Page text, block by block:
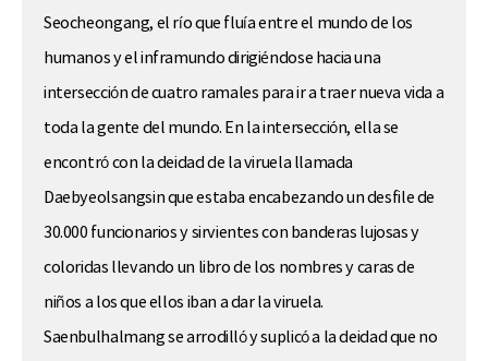
Seocheongang, el río que fluía entre el mundo de los
humanos y el inframundo dirigiéndose hacia una
intersección de cuatro ramales para ir a traer nueva vida a
toda la gente del mundo. En la intersección, ella se
encontró con la deidad de la viruela llamada
Daebyeolsangsin que estaba encabezando un desfile de
30.000 funcionarios y sirvientes con banderas lujosas y
coloridas llevando un libro de los nombres y caras de
niños a los que ellos iban a dar la viruela.
Saenbulhalmang se arrodilló y suplicó a la deidad que no